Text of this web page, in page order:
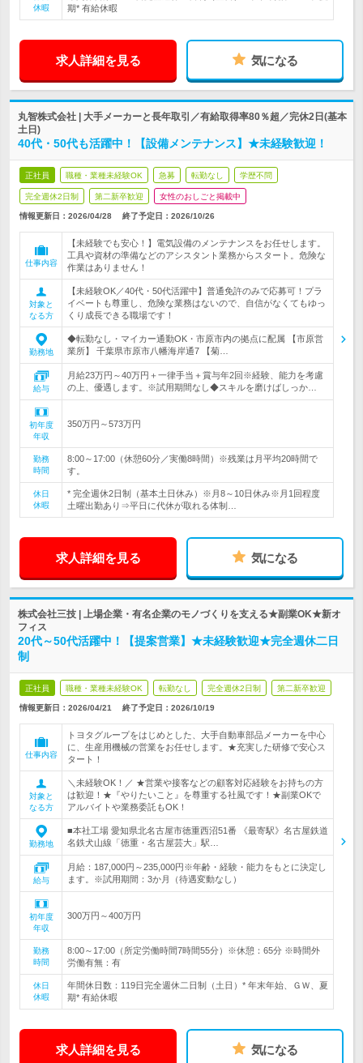
休暇
期* 有給休暇
求人詳細を見る 気になる
丸智株式会社 | 大手メーカーと長年取引／有給取得率80％超／完休2日(基本
土日)
40代・50代も活躍中！【設備メンテナンス】★未経験歓迎！
正社員 職種・業種未経験OK 急募 転勤なし 学歴不問
完全週休2日制 第二新卒歓迎 女性のおしごと掲載中
情報更新日：2026/04/28 終了予定日： 2026/10/26
仕事内容
【未経験でも安心！】電気設備のメンテナンスをお任せします。
工具や資材の準備などのアシスタント業務からスタート。危険な
作業はありません！
対象と
なる方
【未経験OK／40代・50代活躍中】普通免許のみで応募可！プラ
イベートも尊重し、危険な業務はないので、自信がなくてもゆっ
くり成長できる職場です！
勤務地
◆転勤なし・マイカー通勤OK・市原市内の拠点に配属 【市原営
業所】 千葉県市原市八幡海岸通7 【菊…
給与
月給23万円～40万円＋一律手当＋賞与年2回※経験、能力を考慮
の上、優遇します。※試用期間なし◆スキルを磨けばしっか…
初年度
年収
350万円～573万円
勤務
時間
8:00～17:00（休憩60分／実働8時間）※残業は月平均20時間で
す。
休日
休暇
* 完全週休2日制（基本土日休み）※月8～10日休み※月1回程度
土曜出勤あり⇒平日に代休が取れる体制…
求人詳細を見る 気になる
株式会社三技 | 上場企業・有名企業のモノづくりを支える★副業OK★新オ
フィス
20代～50代活躍中！【提案営業】★未経験歓迎★完全週休二日
制
正社員 職種・業種未経験OK 転勤なし 完全週休2日制 第二新卒歓迎
情報更新日：2026/04/21 終了予定日： 2026/10/19
仕事内容
トヨタグループをはじめとした、大手自動車部品メーカーを中心
に、生産用機械の営業をお任せします。★充実した研修で安心ス
タート！
対象と
なる方
＼未経験OK！／ ★営業や接客などの顧客対応経験をお持ちの方
は歓迎！★『やりたいこと』を尊重する社風です！★副業OKで
アルバイトや業務委託もOK！
勤務地
■本社工場 愛知県北名古屋市徳重西沼51番 《最寄駅》名古屋鉄道
名鉄犬山線「徳重・名古屋芸大」駅…
給与
月給：187,000円～235,000円※年齢・経験・能力をもとに決定し
ます。※試用期間：3か月（待遇変動なし）
初年度
年収
300万円～400万円
勤務
時間
8:00～17:00（所定労働時間7時間55分）※休憩：65分 ※時間外
労働有無：有
休日
休暇
年間休日数：119日完全週休二日制（土日）* 年末年始、ＧＷ、夏
期* 有給休暇
求人詳細を見る 気になる